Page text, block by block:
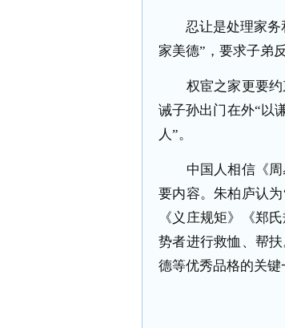
忍让是处理家务和
家美德”，要求子弟
权宦之家更要约
诫子孙出门在外“以
人”。
中国人相信《周
要内容。朱柏庐认
《义庄规矩》《郑
势者进行救恤、帮
德等优秀品格的关键